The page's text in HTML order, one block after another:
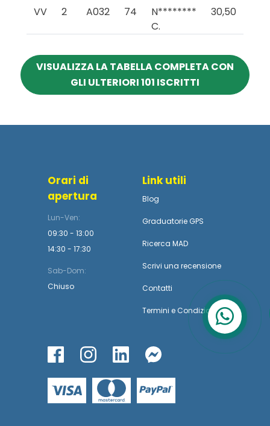
VV 2 A032 74
N********
C.
30,50
VISUALIZZA LA TABELLA COMPLETA CON
GLI ULTERIORI 101 ISCRITTI
Orari di
apertura
Lun-Ven:
09:30 - 13:00
14:30 - 17:30
Sab-Dom:
Chiuso
Link utili
Blog
Graduatorie GPS
Ricerca MAD
Scrivi una recensione
Contatti
Termini e Condizioni